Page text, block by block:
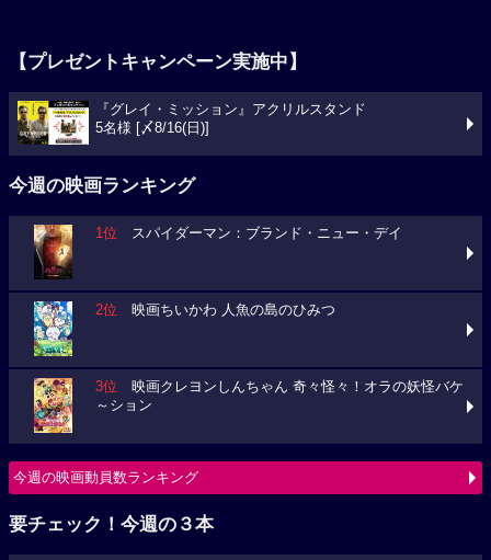
【プレゼントキャンペーン実施中】
『グレイ・ミッション』アクリルスタンド
5名様 [〆8/16(日)]
今週の映画ランキング
1位 スパイダーマン：ブランド・ニュー・デイ
2位 映画ちいかわ 人魚の島のひみつ
3位 映画クレヨンしんちゃん 奇々怪々！オラの妖怪バケ
～ション
今週の映画動員数ランキング
要チェック！今週の３本